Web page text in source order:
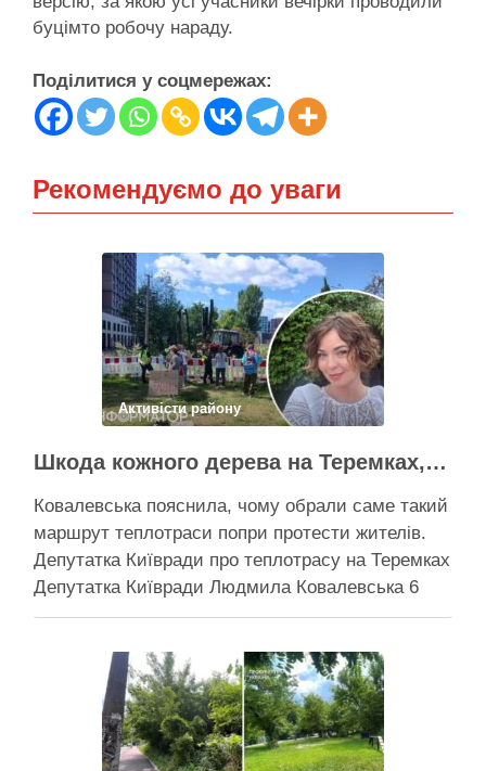
буцімто робочу нараду.
Поділитися у соцмережах:
Рекомендуємо до уваги
Активісти району
Шкода кожного дерева на Теремках, але тепло мають подати в 400 будинків – депутатка Київради
Ковалевська пояснила, чому обрали саме такий
маршрут теплотраси попри протести жителів.
Депутатка Київради про теплотрасу на Теремках
Депутатка Київради Людмила Ковалевська 6
серпня прокоментувала конфлікт навколо
на Теремках, заявивши, що розуміє обурення
жителів через вирубку дерев, але наполягає на
необхідності забезпечити теплом понад 400
будинків. …